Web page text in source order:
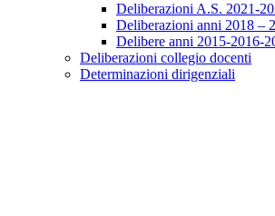
Deliberazioni A.S. 2021-
Deliberazioni anni 2018 –
Delibere anni 2015-2016-
Deliberazioni collegio docenti
Determinazioni dirigenziali